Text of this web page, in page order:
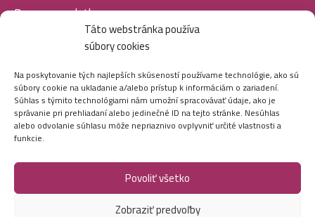
Táto webstránka používa
súbory cookies
Na poskytovanie tých najlepších skúseností používame technológie, ako sú
súbory cookie na ukladanie a/alebo prístup k informáciám o zariadení.
Súhlas s týmito technológiami nám umožní spracovávať údaje, ako je
správanie pri prehliadaní alebo jedinečné ID na tejto stránke. Nesúhlas
alebo odvolanie súhlasu môže nepriaznivo ovplyvniť určité vlastnosti a
funkcie.
Povoliť všetko
Zobraziť predvoľby
Doprava a platba
SOCIÁLNE SIETE
Marei.sk - Všetky práva vyhradené - 2026
Vytvorila digitálna agentúraAmetica.